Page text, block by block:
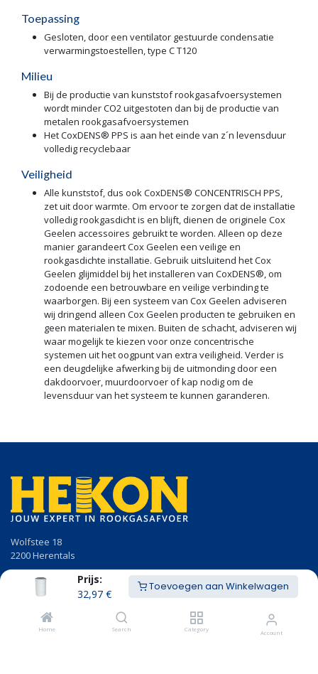
Prijs:
32,97€
Toevoegen aan Winkelwagen
Home Search Category Account
Toepassing
Gesloten, door een ventilator gestuurde condensatie
verwarmingstoestellen, type C T120
Milieu
Bij de productie van kunststof rookgasafvoersystemen
wordt minder CO2 uitgestoten dan bij de productie van
metalen rookgasafvoersystemen
Het CoxDENS® PPS is aan het einde van z´n levensduur
volledig recyclebaar
Veiligheid
Alle kunststof, dus ook CoxDENS® CONCENTRISCH PPS,
zet uit door warmte. Om ervoor te zorgen dat de installatie
volledig rookgasdicht is en blijft, dienen de originele Cox
Geelen accessoires gebruikt te worden. Alleen op deze
manier garandeert Cox Geelen een veilige en
rookgasdichte installatie. Gebruik uitsluitend het Cox
Geelen glijmiddel bij het installeren van CoxDENS®, om
zodoende een betrouwbare en veilige verbinding te
waarborgen. Bij een systeem van Cox Geelen adviseren
wij dringend alleen Cox Geelen producten te gebruiken en
geen materialen te mixen. Buiten de schacht, adviseren wij
waar mogelijk te kiezen voor onze concentrische
systemen uit het oogpunt van extra veiligheid. Verder is
een deugdelijke afwerking bij de uitmonding door een
dakdoorvoer, muurdoorvoer of kap nodig om de
levensduur van het systeem te kunnen garanderen.
Wolfstee 18
2200 Herentals
014/23.50.41
info@hekon.be
BTW BE 0456.631.656